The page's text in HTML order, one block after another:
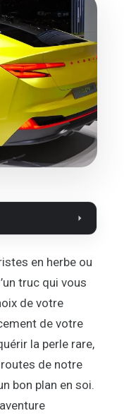
en herbe ou
truc qui vous
de votre
de votre
la perle rare,
de notre
bon plan en soi.